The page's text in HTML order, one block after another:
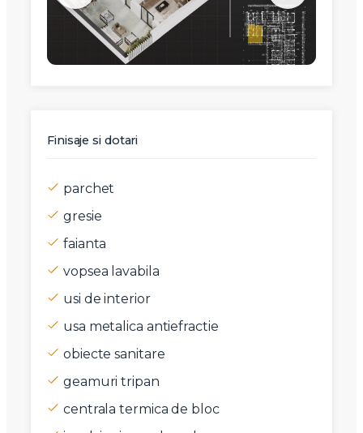
Finisaje si dotari
parchet
gresie
faianta
vopsea lavabila
usi de interior
usa metalica antiefractie
obiecte sanitare
geamuri tripan
centrala termica de bloc